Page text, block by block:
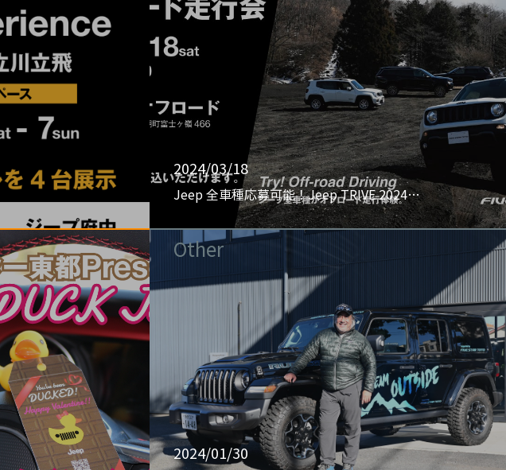
2024/03/18
Jeep 全車種応募可能！Jeep TRIVE 2024…
Other
2024/01/30